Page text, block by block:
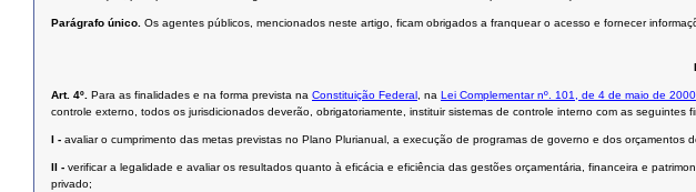
Parágrafo único. Os agentes públicos, mencionados neste artigo, ficam obrigados a franquear o acesso e fornecer
Art. 4º. Para as finalidades e na forma prevista na Constituição Federal , na Lei Complementar nº. 101, de 4 de maio de 2000
controle externo, todos os jurisdicionados deverão, obrigatoriamente, instituir sistemas de controle interno com as seguintes
I - avaliar o cumprimento das metas previstas no Plano Plurianual, a execução de programas de governo e dos orçamentos
II - verificar a legalidade e avaliar os resultados quanto à eficácia e eficiência das gestões orçamentária, financeira e
privado;